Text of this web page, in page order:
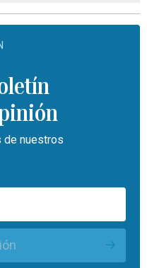
de nuestros